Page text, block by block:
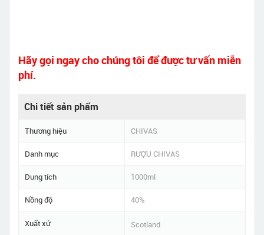
Hãy gọi ngay cho chúng tôi để được tư vấn miễn
phí.
Chi tiết sản phẩm
Thương hiệu CHIVAS
Danh mục RƯỢU CHIVAS
Dung tích 1000ml
Nồng độ 40%
Xuất xứ Scotland